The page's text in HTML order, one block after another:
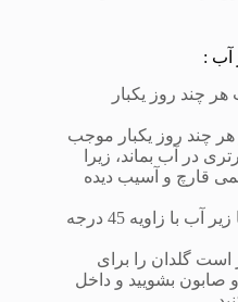
آب :
چند روز یکبار
چند روز یکبار موجب
در آب بماند، زیرا
قارچ و آسیب دیده
پس هر چند روز یکبار ساقه ها زیر آب با زاویه 45 درجه
است گلدان را برای
صابون بشویید و داخل